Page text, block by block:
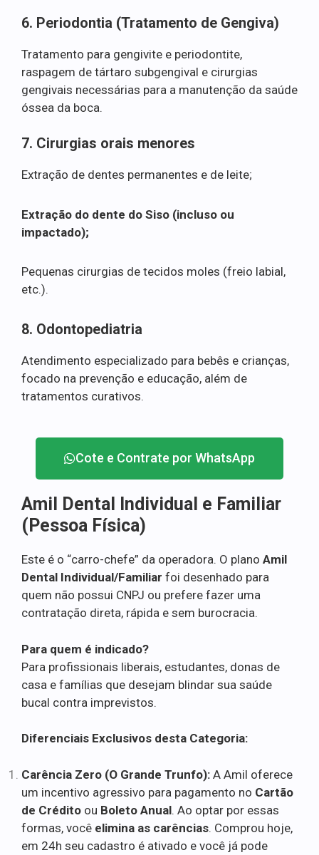
6. Periodontia (Tratamento de Gengiva)
Tratamento para gengivite e periodontite,
raspagem de tártaro subgengival e cirurgias
gengivais necessárias para a manutenção da saúde
óssea da boca.
7. Cirurgias orais menores
Extração de dentes permanentes e de leite;
Extração do dente do Siso (incluso ou
impactado);
Pequenas cirurgias de tecidos moles (freio labial,
etc.).
8. Odontopediatria
Atendimento especializado para bebês e crianças,
focado na prevenção e educação, além de
tratamentos curativos.
Cote e Contrate por WhatsApp
Amil Dental Individual e Familiar
(Pessoa Física)
Este é o “carro-chefe” da operadora. O plano Amil
Dental Individual/Familiar foi desenhado para
quem não possui CNPJ ou prefere fazer uma
contratação direta, rápida e sem burocracia.
Para quem é indicado?
Para profissionais liberais, estudantes, donas de
casa e famílias que desejam blindar sua saúde
bucal contra imprevistos.
Diferenciais Exclusivos desta Categoria:
Carência Zero (O Grande Trunfo): A Amil oferece
um incentivo agressivo para pagamento no Cartão
de Crédito ou Boleto Anual. Ao optar por essas
formas, você elimina as carências. Comprou hoje,
em 24h seu cadastro é ativado e você já pode